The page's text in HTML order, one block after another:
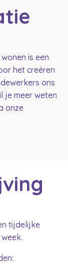
is een
het creëren
ons
je meer weten
onze
tijdelijke